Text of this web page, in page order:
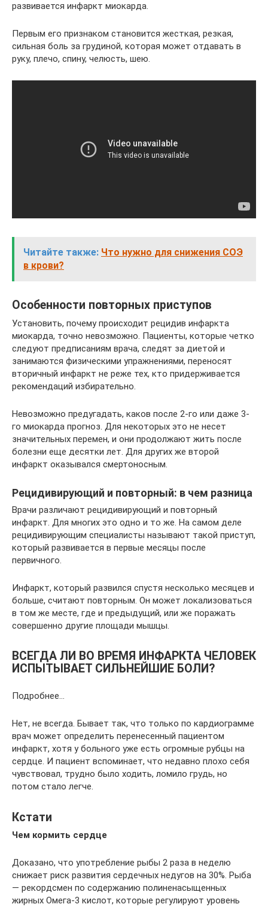
развивается инфаркт миокарда.
Первым его признаком становится жесткая, резкая,
сильная боль за грудиной, которая может отдавать в
руку, плечо, спину, челюсть, шею.
Читайте также: Что нужно для снижения СОЭ
в крови?
Особенности повторных приступов
Установить, почему происходит рецидив инфаркта
миокарда, точно невозможно. Пациенты, которые четко
следуют предписаниям врача, следят за диетой и
занимаются физическими упражнениями, переносят
вторичный инфаркт не реже тех, кто придерживается
рекомендаций избирательно.
Невозможно предугадать, каков после 2-го или даже 3-
го миокарда прогноз. Для некоторых это не несет
значительных перемен, и они продолжают жить после
болезни еще десятки лет. Для других же второй
инфаркт оказывался смертоносным.
Рецидивирующий и повторный: в чем разница
Врачи различают рецидивирующий и повторный
инфаркт. Для многих это одно и то же. На самом деле
рецидивирующим специалисты называют такой приступ,
который развивается в первые месяцы после
первичного.
Инфаркт, который развился спустя несколько месяцев и
больше, считают повторным. Он может локализоваться
в том же месте, где и предыдущий, или же поражать
совершенно другие площади мышцы.
ВСЕГДА ЛИ ВО ВРЕМЯ ИНФАРКТА ЧЕЛОВЕК
ИСПЫТЫВАЕТ СИЛЬНЕЙШИЕ БОЛИ?
Подробнее…
Нет, не всегда. Бывает так, что только по кардиограмме
врач может определить перенесенный пациентом
инфаркт, хотя у больного уже есть огромные рубцы на
сердце. И пациент вспоминает, что недавно плохо себя
чувствовал, трудно было ходить, ломило грудь, но
потом стало легче.
Кстати
Чем кормить сердце
Доказано, что употребление рыбы 2 раза в неделю
снижает риск развития сердечных недугов на 30%. Рыба
— рекордсмен по содержанию полиненасыщенных
жирных Омега-3 кислот, которые регулируют уровень